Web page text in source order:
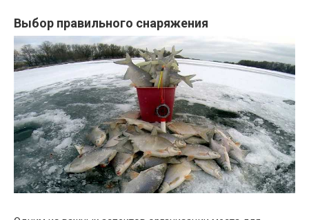
Выбор правильного снаряжения